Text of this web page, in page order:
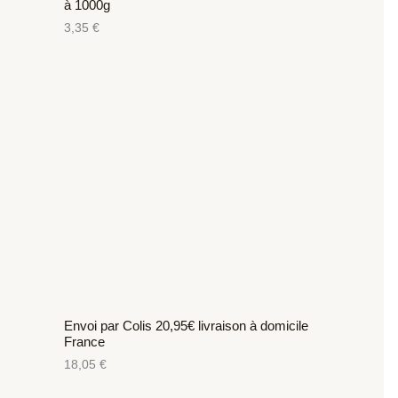
à 1000g
3,35 €
Envoi par Colis 20,95€ livraison à domicile
France
18,05 €